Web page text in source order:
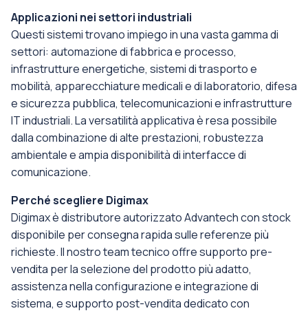
Applicazioni nei settori industriali
Questi sistemi trovano impiego in una vasta gamma di
settori: automazione di fabbrica e processo,
infrastrutture energetiche, sistemi di trasporto e
mobilità, apparecchiature medicali e di laboratorio, difesa
e sicurezza pubblica, telecomunicazioni e infrastrutture
IT industriali. La versatilità applicativa è resa possibile
dalla combinazione di alte prestazioni, robustezza
ambientale e ampia disponibilità di interfacce di
comunicazione.
Perché scegliere Digimax
Digimax è distributore autorizzato Advantech con stock
disponibile per consegna rapida sulle referenze più
richieste. Il nostro team tecnico offre supporto pre-
vendita per la selezione del prodotto più adatto,
assistenza nella configurazione e integrazione di
sistema, e supporto post-vendita dedicato con